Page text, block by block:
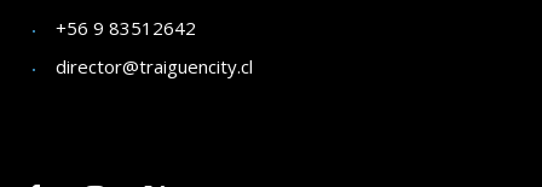
+56 9 83512642
director@traiguencity.cl